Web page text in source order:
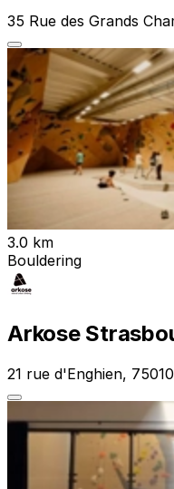
35 Rue des Grands
3.0 km
Bouldering
Arkose
21 rue d'Enghien,